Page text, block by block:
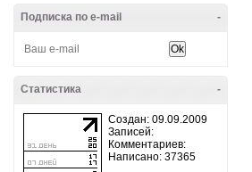
-
Подписка по e-mail
-
Статистика
Создан: 09.09.2009
Записей:
Комментариев:
Написано: 37365